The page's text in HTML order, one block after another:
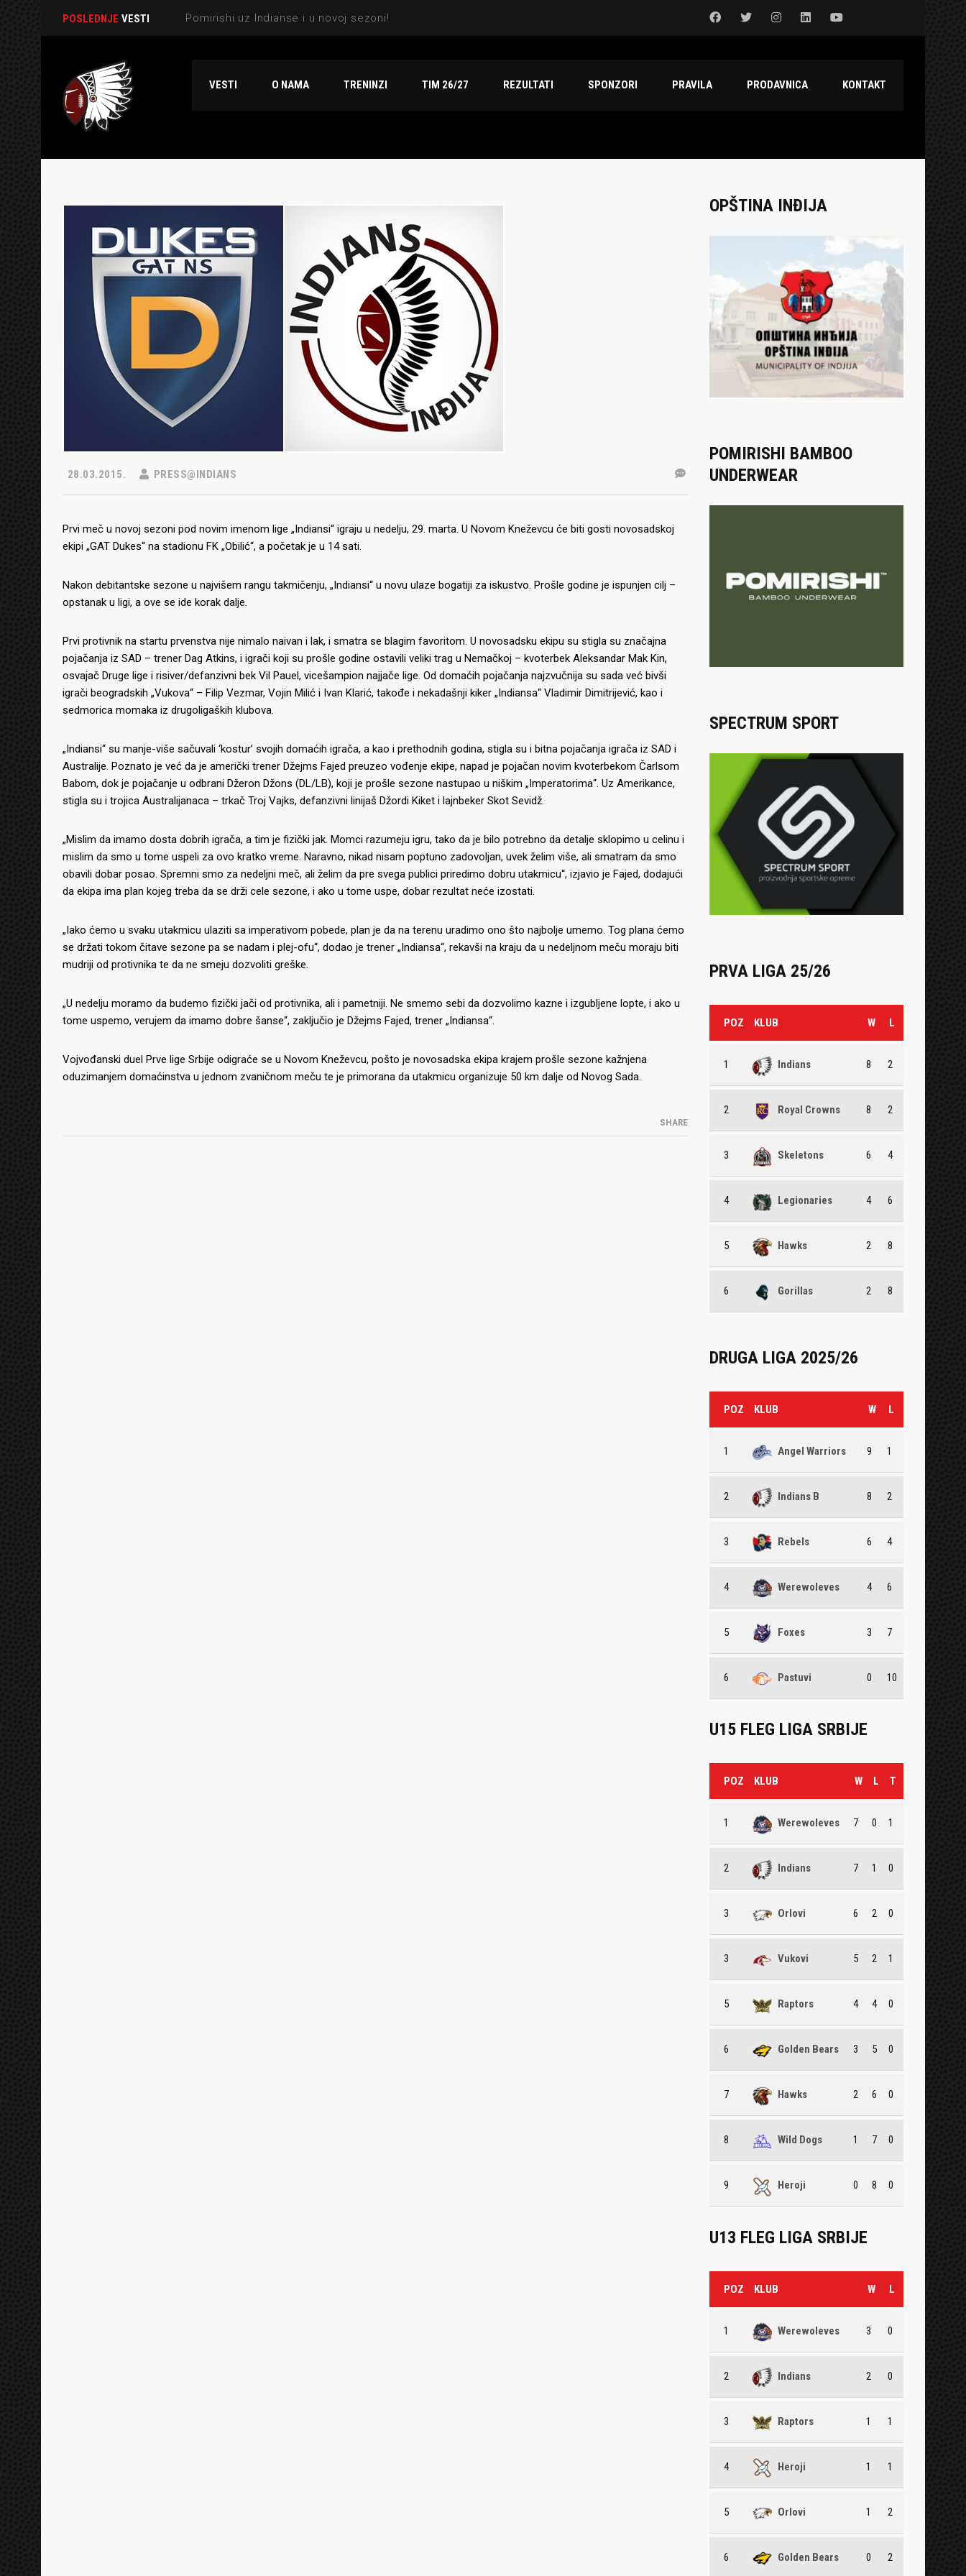
POSLEDNJE VESTI
VESTI O NAMA TRENINZI TIM 26/27 REZULTATI SPONZORI PRAVILA PRODAVNICA KONTAKT
28.03.2015. PRESS@INDIANS
Prvi meč u novoj sezoni pod novim imenom lige „Indiansi“ igraju u nedelju, 29. marta. U Novom Kneževcu će biti gosti novosadskoj
ekipi „GAT Dukes“ na stadionu FK „Obilić“, a početak je u 14 sati.
Nakon debitantske sezone u najvišem rangu takmičenju, „Indiansi“ u novu ulaze bogatiji za iskustvo. Prošle godine je ispunjen cilj –
opstanak u ligi, a ove se ide korak dalje.
Prvi protivnik na startu prvenstva nije nimalo naivan i lak, i smatra se blagim favoritom. U novosadsku ekipu su stigla su značajna
pojačanja iz SAD – trener Dag Atkins, i igrači koji su prošle godine ostavili veliki trag u Nemačkoj – kvoterbek Aleksandar Mak Kin,
osvajač Druge lige i risiver/defanzivni bek Vil Pauel, vicešampion najjače lige. Od domaćih pojačanja najzvučnija su sada već bivši
igrači beogradskih „Vukova“ – Filip Vezmar, Vojin Milić i Ivan Klarić, takođe i nekadašnji kiker „Indiansa“ Vladimir Dimitrijević, kao i
sedmorica momaka iz drugoligaških klubova.
„Indiansi“ su manje-više sačuvali ‘kostur’ svojih domaćih igrača, a kao i prethodnih godina, stigla su i bitna pojačanja igrača iz SAD i
Australije. Poznato je već da je američki trener Džejms Fajed preuzeo vođenje ekipe, napad je pojačan novim kvoterbekom Čarlsom
Babom, dok je pojačanje u odbrani Džeron Džons (DL/LB), koji je prošle sezone nastupao u niškim „Imperatorima“. Uz Amerikance,
stigla su i trojica Australijanaca – trkač Troj Vajks, defanzivni linijaš Džordi Kiket i lajnbeker Skot Sevidž.
„Mislim da imamo dosta dobrih igrača, a tim je fizički jak. Momci razumeju igru, tako da je bilo potrebno da detalje sklopimo u celinu i
mislim da smo u tome uspeli za ovo kratko vreme. Naravno, nikad nisam poptuno zadovoljan, uvek želim više, ali smatram da smo
obavili dobar posao. Spremni smo za nedeljni meč, ali želim da pre svega publici priredimo dobru utakmicu“, izjavio je Fajed, dodajući
da ekipa ima plan kojeg treba da se drži cele sezone, i ako u tome uspe, dobar rezultat neće izostati.
„Iako ćemo u svaku utakmicu ulaziti sa imperativom pobede, plan je da na terenu uradimo ono što najbolje umemo. Tog plana ćemo
se držati tokom čitave sezone pa se nadam i plej-ofu“, dodao je trener „Indiansa“, rekavši na kraju da u nedeljnom meču moraju biti
mudriji od protivnika te da ne smeju dozvoliti greške.
„U nedelju moramo da budemo fizički jači od protivnika, ali i pametniji. Ne smemo sebi da dozvolimo kazne i izgubljene lopte, i ako u
tome uspemo, verujem da imamo dobre šanse“, zaključio je Džejms Fajed, trener „Indiansa“.
Vojvođanski duel Prve lige Srbije odigraće se u Novom Kneževcu, pošto je novosadska ekipa krajem prošle sezone kažnjena
oduzimanjem domaćinstva u jednom zvaničnom meču te je primorana da utakmicu organizuje 50 km dalje od Novog Sada.
SHARE
OPŠTINA INĐIJA
POMIRISHI BAMBOO
UNDERWEAR
SPECTRUM SPORT
PRVA LIGA 25/26
POZ KLUB W L
1 Indians 8 2
2 Royal Crowns 8 2
3 Skeletons 6 4
4 Legionaries 4 6
5 Hawks 2 8
6 Gorillas 2 8
DRUGA LIGA 2025/26
POZ KLUB W L
1 Angel Warriors 9 1
2 Indians B 8 2
3 Rebels 6 4
4 Werewoleves 4 6
5 Foxes 3 7
6 Pastuvi 0 10
U15 FLEG LIGA SRBIJE
POZ KLUB W L T
1 Werewoleves 7 0 1
2 Indians 7 1 0
3 Orlovi 6 2 0
3 Vukovi 5 2 1
5 Raptors 4 4 0
6 Golden Bears 3 5 0
7 Hawks 2 6 0
8 Wild Dogs 1 7 0
9 Heroji 0 8 0
U13 FLEG LIGA SRBIJE
POZ KLUB W L
1 Werewoleves 3 0
2 Indians 2 0
3 Raptors 1 1
4 Heroji 1 1
5 Orlovi 1 2
6 Golden Bears 0 2